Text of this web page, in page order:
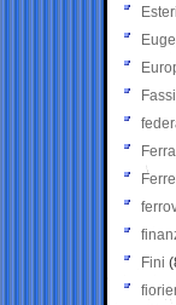
Esteri
Fini